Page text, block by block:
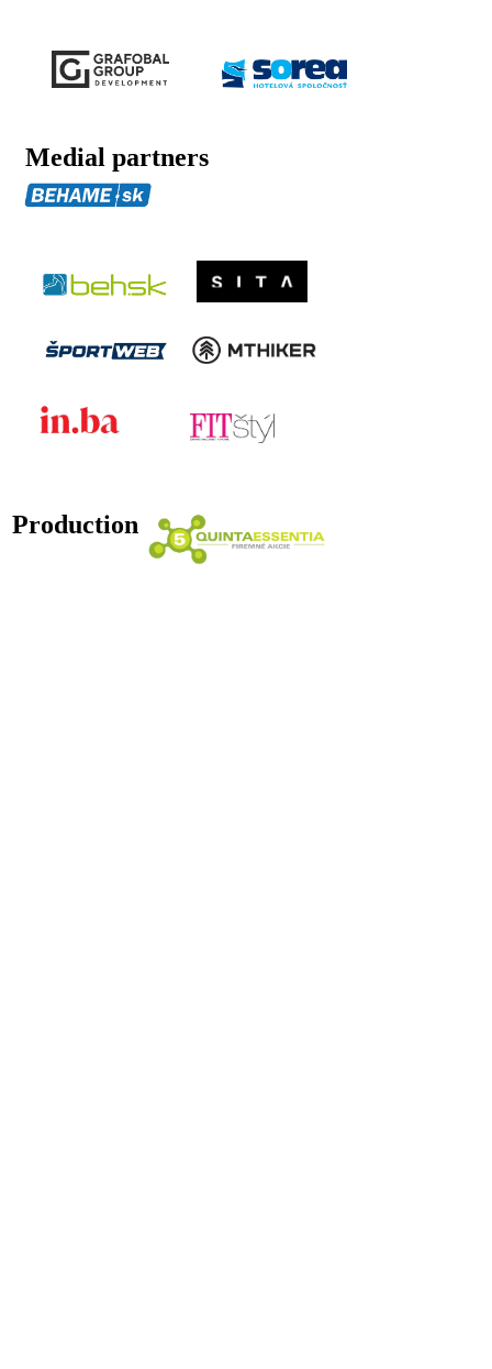
Medial partners
Production